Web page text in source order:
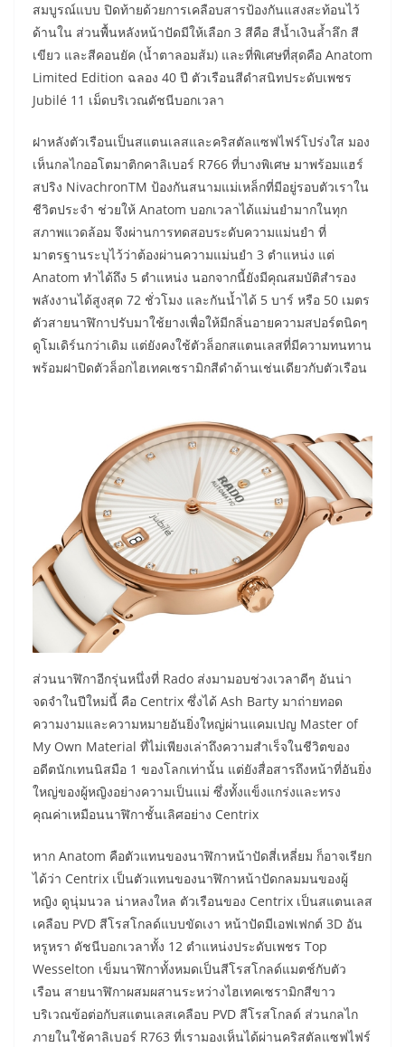
สมบูรณ์แบบ ปิดท้ายด้วยการเคลือบสารป้องกันแสงสะท้อนไว้
ด้านใน ส่วนพื้นหลังหน้าปัดมีให้เลือก 3 สีคือ สีน้ำเงินล้ำลึก สี
เขียว และสีคอนยัค (น้ำตาลอมส้ม) และที่พิเศษที่สุดคือ Anatom
Limited Edition ฉลอง 40 ปี ตัวเรือนสีดำสนิทประดับเพชร
Jubilé 11 เม็ดบริเวณดัชนีบอกเวลา
ฝาหลังตัวเรือนเป็นสแตนเลสและคริสตัลแซฟไฟร์โปร่งใส มอง
เห็นกลไกออโตมาติกคาลิเบอร์ R766 ที่บางพิเศษ มาพร้อมแฮร์
สปริง NivachronTM ป้องกันสนามแม่เหล็กที่มีอยู่รอบตัวเราใน
ชีวิตประจำ ช่วยให้ Anatom บอกเวลาได้แม่นยำมากในทุก
สภาพแวดล้อม จึงผ่านการทดสอบระดับความแม่นยำ ที่
มาตรฐานระบุไว้ว่าต้องผ่านความแม่นยำ 3 ตำแหน่ง แต่
Anatom ทำได้ถึง 5 ตำแหน่ง นอกจากนี้ยังมีคุณสมบัติสำรอง
พลังงานได้สูงสุด 72 ชั่วโมง และกันน้ำได้ 5 บาร์ หรือ 50 เมตร
ตัวสายนาฬิกาปรับมาใช้ยางเพื่อให้มีกลิ่นอายความสปอร์ตนิดๆ
ดูโมเดิร์นกว่าเดิม แต่ยังคงใช้ตัวล็อกสแตนเลสที่มีความทนทาน
พร้อมฝาปิดตัวล็อกไฮเทคเซรามิกสีดำด้านเช่นเดียวกับตัวเรือน
ส่วนนาฬิกาอีกรุ่นหนึ่งที่ Rado ส่งมามอบช่วงเวลาดีๆ อันน่า
จดจำในปีใหม่นี้ คือ Centrix ซึ่งได้ Ash Barty มาถ่ายทอด
ความงามและความหมายอันยิ่งใหญ่ผ่านแคมเปญ Master of
My Own Material ที่ไม่เพียงเล่าถึงความสำเร็จในชีวิตของ
อดีตนักเทนนิสมือ 1 ของโลกเท่านั้น แต่ยังสื่อสารถึงหน้าที่อันยิ่ง
ใหญ่ของผู้หญิงอย่างความเป็นแม่ ซึ่งทั้งแข็งแกร่งและทรง
คุณค่าเหมือนนาฬิกาชั้นเลิศอย่าง Centrix
หาก Anatom คือตัวแทนของนาฬิกาหน้าปัดสี่เหลี่ยม ก็อาจเรียก
ได้ว่า Centrix เป็นตัวแทนของนาฬิกาหน้าปัดกลมมนของผู้
หญิง ดูนุ่มนวล น่าหลงใหล ตัวเรือนของ Centrix เป็นสแตนเลส
เคลือบ PVD สีโรสโกลด์แบบขัดเงา หน้าปัดมีเอฟเฟกต์ 3D อัน
หรูหรา ดัชนีบอกเวลาทั้ง 12 ตำแหน่งประดับเพชร Top
Wesselton เข็มนาฬิกาทั้งหมดเป็นสีโรสโกลด์แมตช์กับตัว
เรือน สายนาฬิกาผสมผสานระหว่างไฮเทคเซรามิกสีขาว
บริเวณข้อต่อกับสแตนเลสเคลือบ PVD สีโรสโกลด์ ส่วนกลไก
ภายในใช้คาลิเบอร์ R763 ที่เรามองเห็นได้ผ่านคริสตัลแซฟไฟร์